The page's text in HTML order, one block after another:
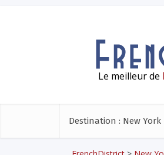
Le meilleur de
Destination : New York